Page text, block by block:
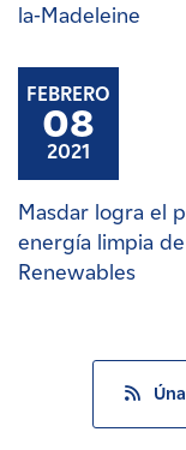
la-Madeleine
FEBRERO
08
2021
Masdar logra el
energía limpia
Renewables